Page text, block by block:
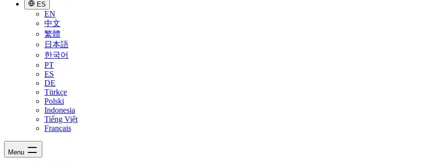
ES
EN
中文
繁體
日本語
한국어
PT
ES
DE
Türkçe
Polski
Indonesia
Tiếng Việt
Français
Menu